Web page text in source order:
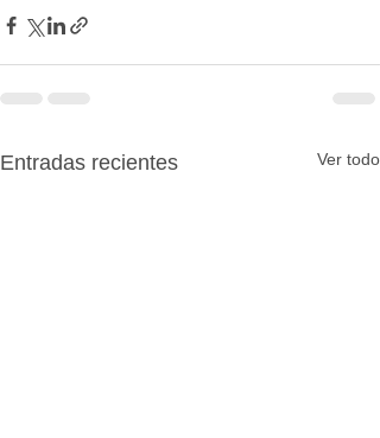
Entradas recientes Ver todo